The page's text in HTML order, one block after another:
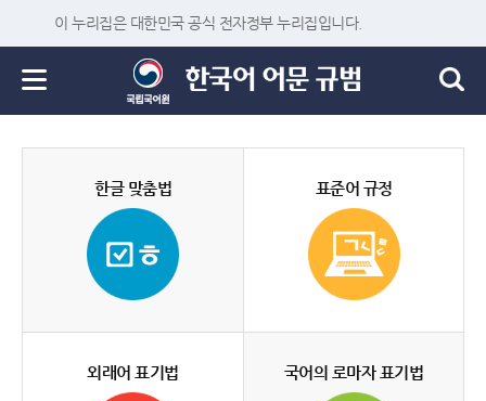
이 누리집은 대한민국 공식 전자정부 누리집입니다.
한글 맞춤법 표준어 규정
외래어 표기법 국어의 로마자 표기법